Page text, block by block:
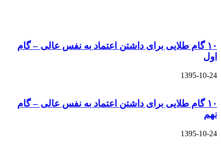
۱۰ گام طلایی برای داشتن اعتماد به نفس عالی – گام
اول
1395-10-24
۱۰ گام طلایی برای داشتن اعتماد به نفس عالی – گام
نهم
1395-10-24